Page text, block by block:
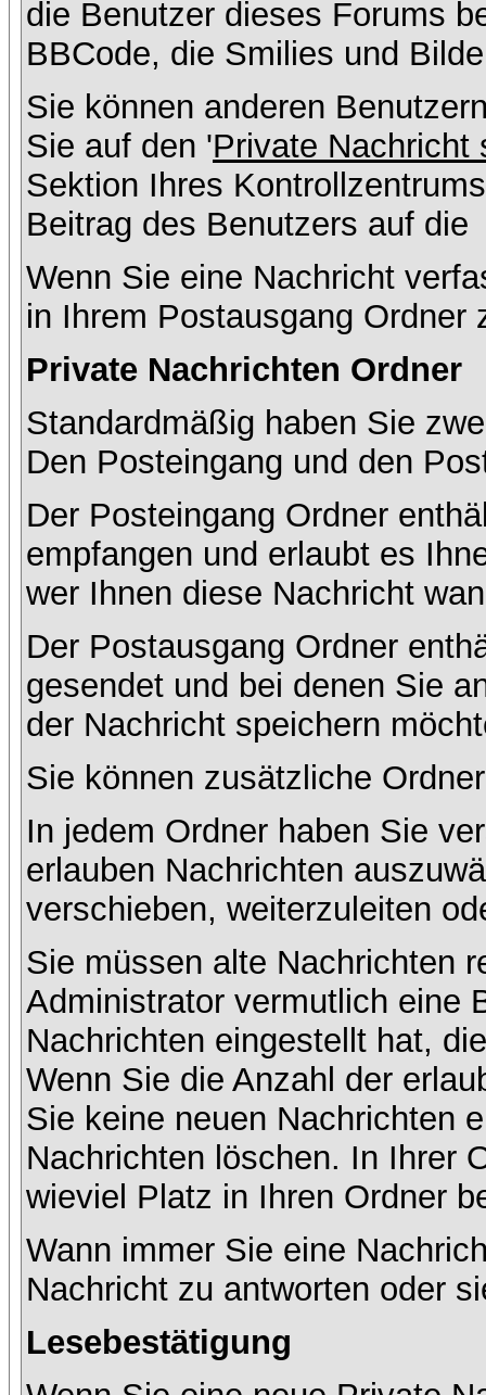
die Benutzer dieses Forums
BBCode, die Smilies und
Sie können anderen
Sie auf den 'Private Nachricht
Sektion Ihres
Beitrag des Benutzers auf die
Wenn Sie eine Nachricht
in Ihrem Postausgang Ordner
Private Nachrichten Ordner
Standardmäßig haben Sie
Den Posteingang und den
Der Posteingang Ordner
empfangen und erlaubt es
wer Ihnen diese Nachricht
Der Postausgang Ordner
gesendet und bei denen Sie
der Nachricht speichern
Sie können zusätzliche
In jedem Ordner haben Sie
erlauben Nachrichten
verschieben, weiterzuleiten
Sie müssen alte Nachrichten
Administrator vermutlich eine
Nachrichten eingestellt hat,
Wenn Sie die Anzahl der
Sie keine neuen Nachrichten
Nachrichten löschen. In Ihrer
wieviel Platz in Ihren Ordner
Wann immer Sie eine
Nachricht zu antworten oder
Lesebestätigung